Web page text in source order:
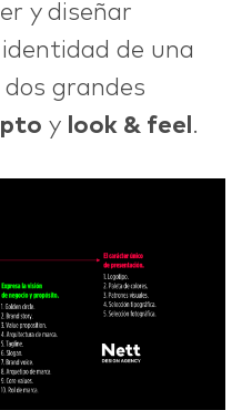
y diseñar
de una
grandes
y look & feel .